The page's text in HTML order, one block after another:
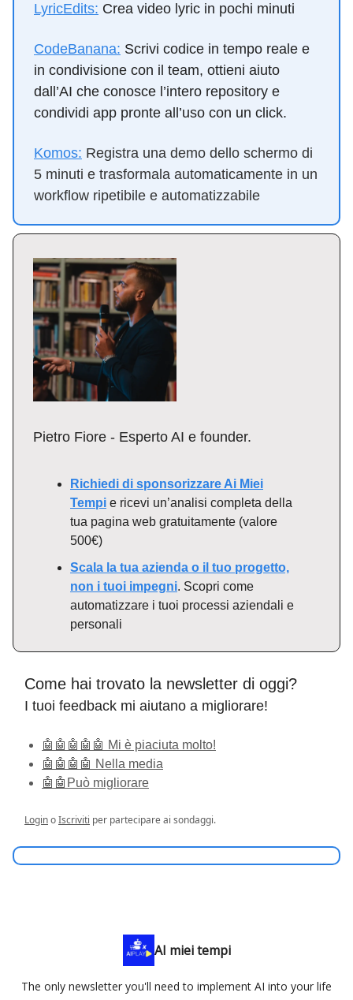
LyricEdits: Crea video lyric in pochi minuti
CodeBanana: Scrivi codice in tempo reale e
in condivisione con il team, ottieni aiuto
dall’AI che conosce l’intero repository e
condividi app pronte all’uso con un click.
Komos: Registra una demo dello schermo di
5 minuti e trasformala automaticamente in un
workflow ripetibile e automatizzabile
Pietro Fiore - Esperto AI e founder.
Richiedi di sponsorizzare Ai Miei
Tempi e ricevi un’analisi completa della
tua pagina web gratuitamente (valore
500€)
Scala la tua azienda o il tuo progetto,
non i tuoi impegni. Scopri come
automatizzare i tuoi processi aziendali e
personali
Come hai trovato la newsletter di oggi?
I tuoi feedback mi aiutano a migliorare!
🤖🤖🤖🤖🤖 Mi è piaciuta molto!
🤖🤖🤖🤖 Nella media
🤖🤖Può migliorare
LoginoIscriviti per partecipare ai sondaggi.
AI miei tempi
The only newsletter you'll need to implement AI into your life